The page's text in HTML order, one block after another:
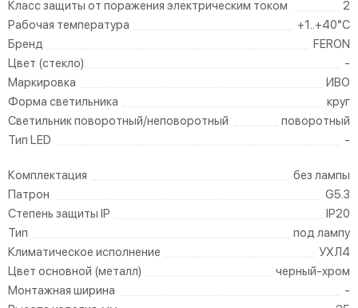
Класс защиты от поражения электрическим током
2
Рабочая температура
+1..+40°C
Бренд
FERON
Цвет (стекло)
-
Маркировка
ИВО
Форма светильника
круг
Светильник поворотный/неповоротный
поворотный
Тип LED
-
Комплектация
без лампы
Патрон
G5.3
Степень защиты IP
IP20
Тип
под лампу
Климатическое исполнение
УХЛ4
Цвет основной (металл)
черный-хром
Монтажная ширина
-